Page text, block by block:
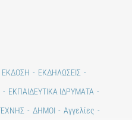
ΕΚΔΗΛΩΣΕΙΣ
ΕΚΠΑΙΔΕΥΤΙΚΑ ΙΔΡΥΜΑΤΑ
ΔΗΜΟΙ
Αγγελίες